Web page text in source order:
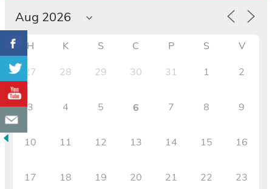
H K S C P S V
27 28 29 30 31 1 2
3 4 5 6 7 8 9
10 11 12 13 14 15 16
17 18 19 20 21 22 23